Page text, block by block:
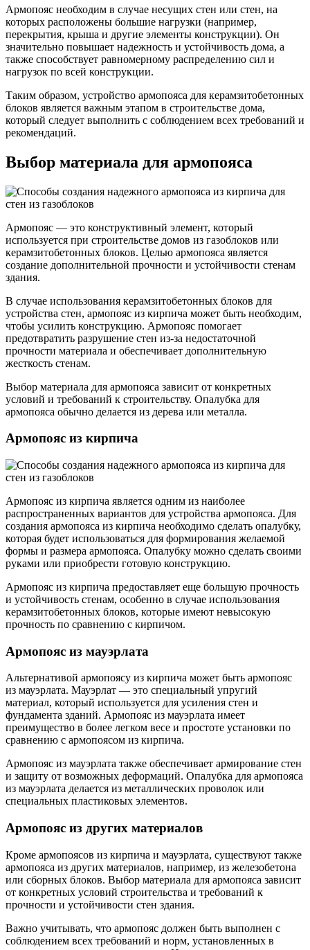
Армопояс необходим в случае несущих стен или стен, на
которых расположены большие нагрузки (например,
перекрытия, крыша и другие элементы конструкции). Он
значительно повышает надежность и устойчивость дома, а
также способствует равномерному распределению сил и
нагрузок по всей конструкции.
Таким образом, устройство армопояса для керамзитобетонных
блоков является важным этапом в строительстве дома,
который следует выполнить с соблюдением всех требований и
рекомендаций.
Выбор материала для армопояса
Армопояс — это конструктивный элемент, который
используется при строительстве домов из газоблоков или
керамзитобетонных блоков. Целью армопояса является
создание дополнительной прочности и устойчивости стенам
здания.
В случае использования керамзитобетонных блоков для
устройства стен, армопояс из кирпича может быть необходим,
чтобы усилить конструкцию. Армопояс помогает
предотвратить разрушение стен из-за недостаточной
прочности материала и обеспечивает дополнительную
жесткость стенам.
Выбор материала для армопояса зависит от конкретных
условий и требований к строительству. Опалубка для
армопояса обычно делается из дерева или металла.
Армопояс из кирпича
Армопояс из кирпича является одним из наиболее
распространенных вариантов для устройства армопояса. Для
создания армопояса из кирпича необходимо сделать опалубку,
которая будет использоваться для формирования желаемой
формы и размера армопояса. Опалубку можно сделать своими
руками или приобрести готовую конструкцию.
Армопояс из кирпича предоставляет еще большую прочность
и устойчивость стенам, особенно в случае использования
керамзитобетонных блоков, которые имеют невысокую
прочность по сравнению с кирпичом.
Армопояс из мауэрлата
Альтернативой армопоясу из кирпича может быть армопояс
из мауэрлата. Мауэрлат — это специальный упругий
материал, который используется для усиления стен и
фундамента зданий. Армопояс из мауэрлата имеет
преимущество в более легком весе и простоте установки по
сравнению с армопоясом из кирпича.
Армопояс из мауэрлата также обеспечивает армирование стен
и защиту от возможных деформаций. Опалубка для армопояса
из мауэрлата делается из металлических проволок или
специальных пластиковых элементов.
Армопояс из других материалов
Кроме армопоясов из кирпича и мауэрлата, существуют также
армопояса из других материалов, например, из железобетона
или сборных блоков. Выбор материала для армопояса зависит
от конкретных условий строительства и требований к
прочности и устойчивости стен здания.
Важно учитывать, что армопояс должен быть выполнен с
соблюдением всех требований и норм, установленных в